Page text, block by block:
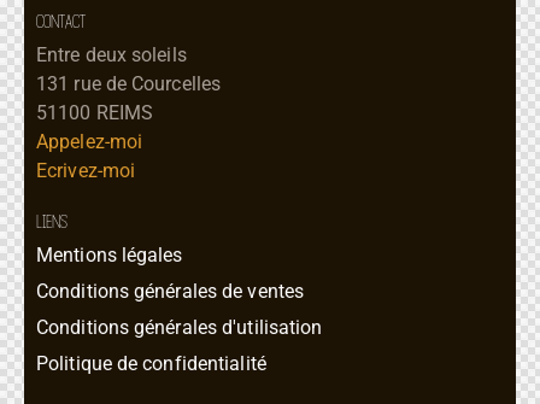
CONTACT
Entre deux soleils
131 rue de Courcelles
51100 REIMS
Appelez-moi
Ecrivez-moi
LIENS
Mentions légales
Conditions générales de ventes
Conditions générales d'utilisation
Politique de confidentialité